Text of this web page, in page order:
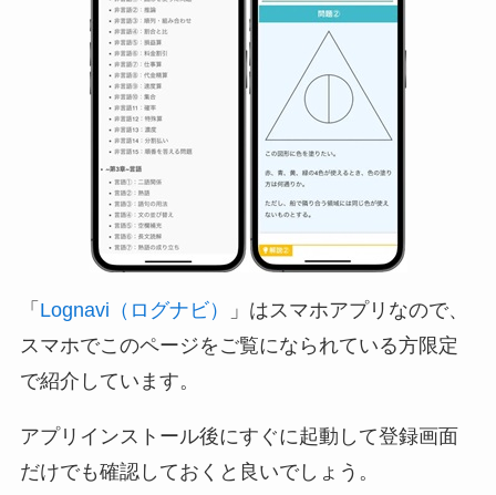
「 Lognavi（ログナビ）
」はスマホアプリなので、
スマホでこのページをご覧になられている方限定
で紹介しています。
アプリインストール後にすぐに起動して登録画面
だけでも確認しておくと良いでしょう。